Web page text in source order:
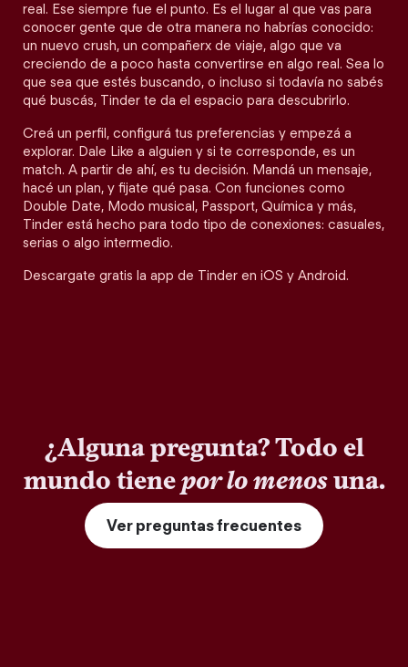
real. Ese siempre fue el punto. Es el lugar al que vas para
conocer gente que de otra manera no habrías conocido:
un nuevo crush, un compañerx de viaje, algo que va
creciendo de a poco hasta convertirse en algo real. Sea lo
que sea que estés buscando, o incluso si todavía no sabés
qué buscás, Tinder te da el espacio para descubrirlo.
Creá un perfil, configurá tus preferencias y empezá a
explorar. Dale Like a alguien y si te corresponde, es un
match. A partir de ahí, es tu decisión. Mandá un mensaje,
hacé un plan, y fijate qué pasa. Con funciones como
Double Date, Modo musical, Passport, Química y más,
Tinder está hecho para todo tipo de conexiones: casuales,
serias o algo intermedio.
Descargate gratis la app de Tinder en iOS y Android.
¿Alguna pregunta? Todo el
mundo tienepor lo menosuna.
Ver preguntas frecuentes